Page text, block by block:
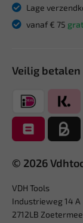
Lage
vanaf € 75
Veilig
© 2026
VDH Tools
Industrieweg 14 A
2712LB